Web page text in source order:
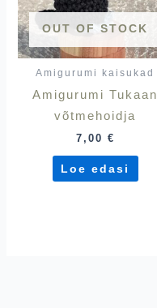
OUT OF STOCK
Amigurumi kaisukad
Amigurumi Tukaan
võtmehoidja
7,00 €
Loe edasi